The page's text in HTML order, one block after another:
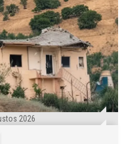
2026